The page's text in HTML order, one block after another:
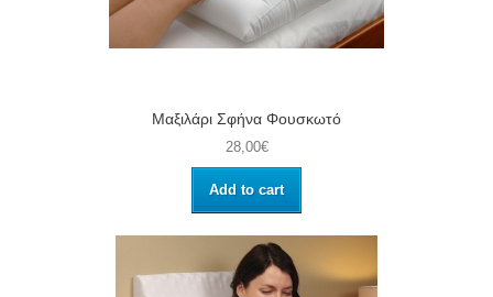
Μαξιλάρι Σφήνα Φουσκωτό
28,00€
Add to cart